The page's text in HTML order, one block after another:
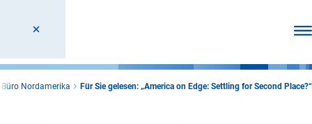
Büro Nordamerika Für Sie gelesen: „America on Edge: Settling for Second Place?“